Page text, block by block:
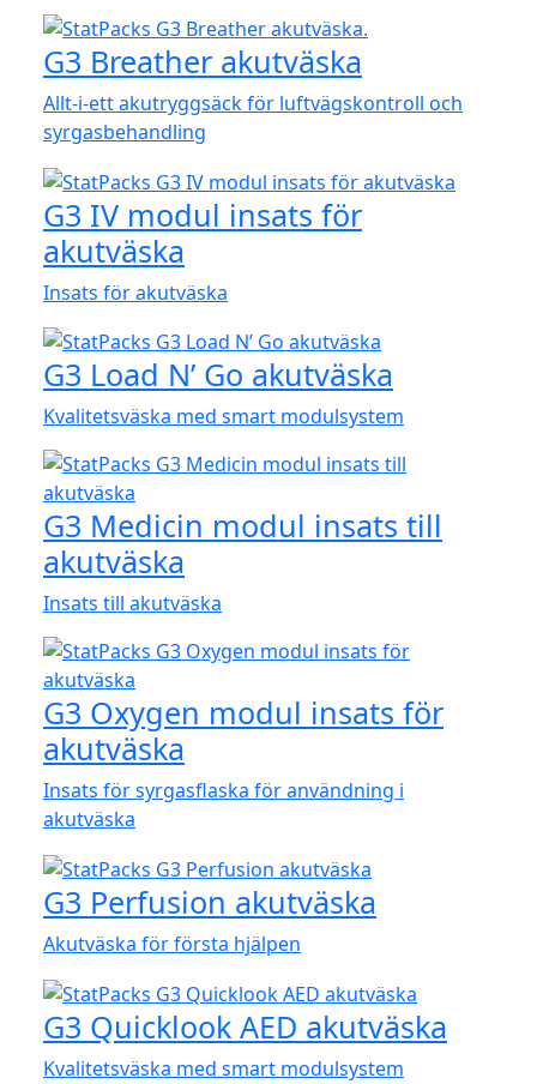
G3 Breather akutväska
Allt-i-ett akutryggsäck för luftvägskontroll och
syrgasbehandling
G3 IV modul insats för
akutväska
Insats för akutväska
G3 Load N’ Go akutväska
Kvalitetsväska med smart modulsystem
G3 Medicin modul insats till
akutväska
Insats till akutväska
G3 Oxygen modul insats för
akutväska
Insats för syrgasflaska för användning i
akutväska
G3 Perfusion akutväska
Akutväska för första hjälpen
G3 Quicklook AED akutväska
Kvalitetsväska med smart modulsystem